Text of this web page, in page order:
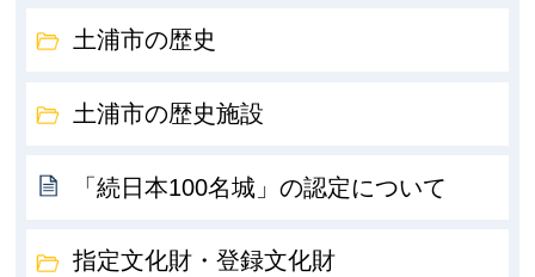
土浦市の歴史
土浦市の歴史施設
「続日本100名城」の認定について
指定文化財・登録文化財